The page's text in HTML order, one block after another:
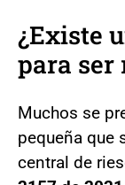
¿Existe
para ser
Muchos se
pequeña que
central de